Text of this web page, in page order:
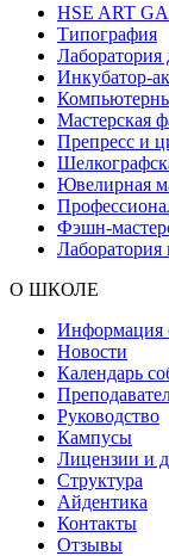
HSE ART
Типография
Лаборатория
Инкубатор-
Мастерская
Препресс и
Ювелирная
Фэшн-
Лаборатория
О ШКОЛЕ
Информация
Новости
Календарь
Руководство
Кампусы
Лицензии и
Структура
Айдентика
Контакты
Отзывы